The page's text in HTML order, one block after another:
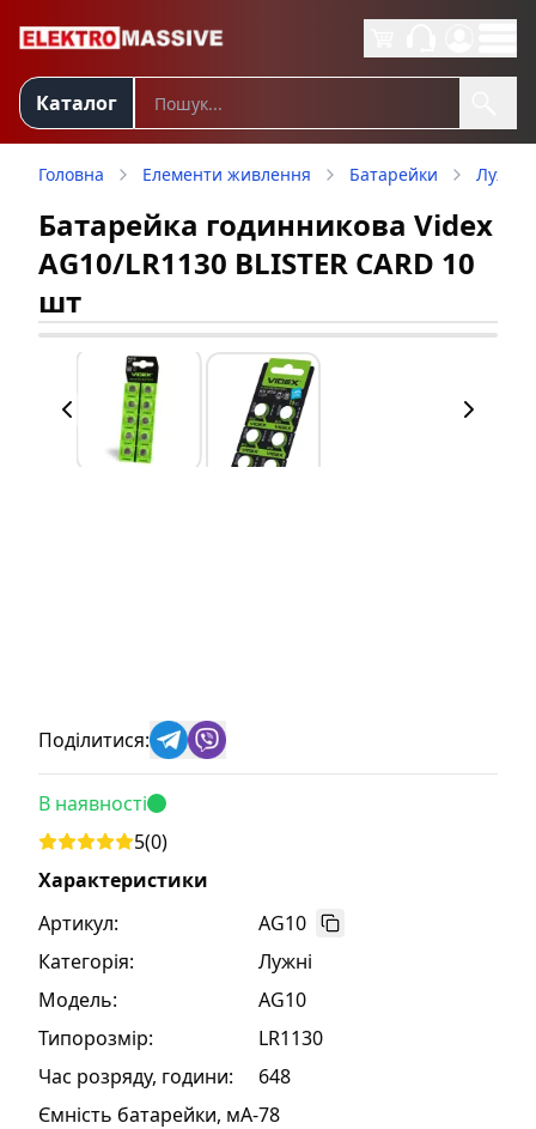
Каталог
Головна Елементи живлення Батарейки Лужні
Батарейка годинникова Videx
AG10/LR1130 BLISTER CARD 10
шт
Поділитися:
В наявності
5(0)
Характеристики
Артикул:
AG10
Категорія:
Лужні
Модель:
AG10
Типорозмір:
LR1130
Час розряду, години:
648
Ємність батарейки, мА-78